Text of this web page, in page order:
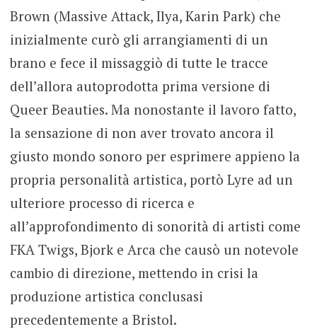
Brown (Massive Attack, Ilya, Karin Park) che
inizialmente curò gli arrangiamenti di un
brano e fece il missaggiò di tutte le tracce
dell’allora autoprodotta prima versione di
Queer Beauties. Ma nonostante il lavoro fatto,
la sensazione di non aver trovato ancora il
giusto mondo sonoro per esprimere appieno la
propria personalità artistica, portò Lyre ad un
ulteriore processo di ricerca e
all’approfondimento di sonorità di artisti come
FKA Twigs, Bjork e Arca che causò un notevole
cambio di direzione, mettendo in crisi la
produzione artistica conclusasi
precedentemente a Bristol.